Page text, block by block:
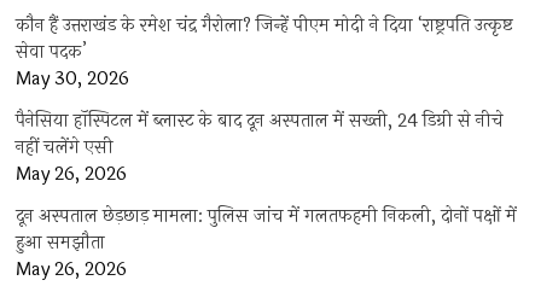
कौन हैं उत्तराखंड के रमेश चंद्र गैरोला? जिन्हें पीएम मोदी ने दिया ‘राष्ट्रपति उत्कृष्ट
सेवा पदक’
May 30, 2026
पैनेसिया हॉस्पिटल में ब्लास्ट के बाद दून अस्पताल में सख्ती, 24 डिग्री से नीचे
नहीं चलेंगे एसी
May 26, 2026
दून अस्पताल छेड़छाड़ मामला: पुलिस जांच में गलतफहमी निकली, दोनों पक्षों में
हुआ समझौता
May 26, 2026